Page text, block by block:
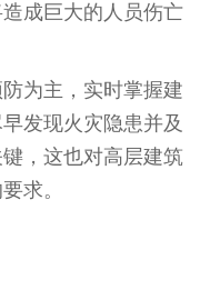
成巨大的人员伤亡
为主，实时掌握建
发现火灾隐患并及
，这也对高层建筑
求。